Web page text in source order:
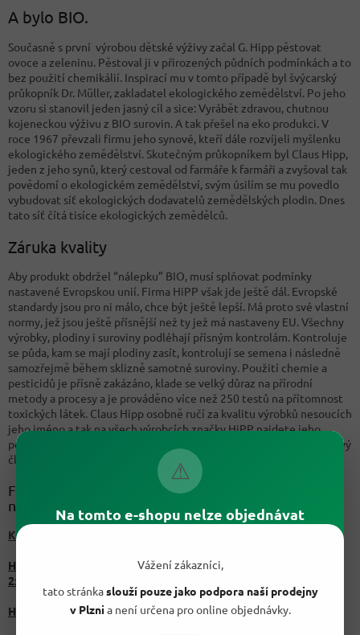
⚠
Na tomto e-shopu nelze objednávat
Vážení zákazníci,
tato stránkaslouží pouze jako podpora naší prodejny
v Plznia není určena pro online objednávky.
A bylo BIO.
Současně s první výrobou dětské výživy začal G. Hipp pěstovat
ovoce a zeleninu. Pěstoval ji v přirozených půdních podmínkách a to
bez použití chemikálií. Inspirací mu v tomto případě byl švýcarský
průkopník Dr. Müller, zakladatel ekologického zemědělství. Po jeho
vzoru si stanovil jeden jasný cíl a sice: Vyrábět zdravou, chutnou
kojeneckou výživu z BIO surovin. A tak přešel na eko produkci. V
roce 1967 převzali firmu jeho synové, kteří dále rozvíjeli myšlenku
ekologického zemědělství. Skutečným průkopníkem byl Claus Hipp,
jeden z jeho synů, který cestoval od farmáře k farmáři a zvyšoval tak
povědomí o ekologickém zemědělství, svým úsilím se mu povedlo
vybudovat síť ekologických dodavatelů zemědělských plodin. Dnes
tato síť čítá tisíce ekologických zemědělců.
Záruka kvality
Aby produkt obdržel “nálepku” BIO, musí splňovat podmínky
nastavené Evropskou unií. Firma HiPP však jde ještě dál. Evropské
standardy jsou pro ni málo, chce být ještě lepší. Má proto své vlastní
normy, jež jsou ještě přísnější než ty jež má nastaveny EU. Všechny
výrobky, plodiny i suroviny podléhají přísným kontrolám. Kontroluje
se půda, kam se mají plodiny zasít, kontrolují se semena i následně
samozřejmě během sklizně samotné suroviny. Použití chemie a
pesticidů je přísně zakázáno, klade se velký důraz na přírodní
metody a procesy a je prováděno více než 250 testů na přítomnost
toxických látek. Claus Hipp osobně ručí za kvalitu výrobků nesoucích
jeho jméno a tak na všech výrobcích značky HiPP najdete jeho
pečeť s podpisem. Razí heslo: „zdravá půda – zdravá rostlina – zdravý
člověk “.
Firma HiPP vyrábí na stovky různých produktů a v
naši nabídce najdete:
Kosmetické výrobky
HiPP BABYSANFT Natural vlhčené ubrousky Aqua bez parfému
2x60, 240ks
HiPP Babysanft Intensivní pečující mléko 300ml